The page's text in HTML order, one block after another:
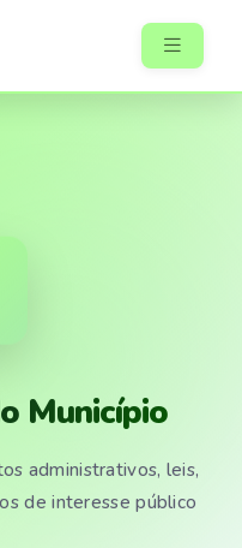
Município
administrativos, leis,
de interesse público